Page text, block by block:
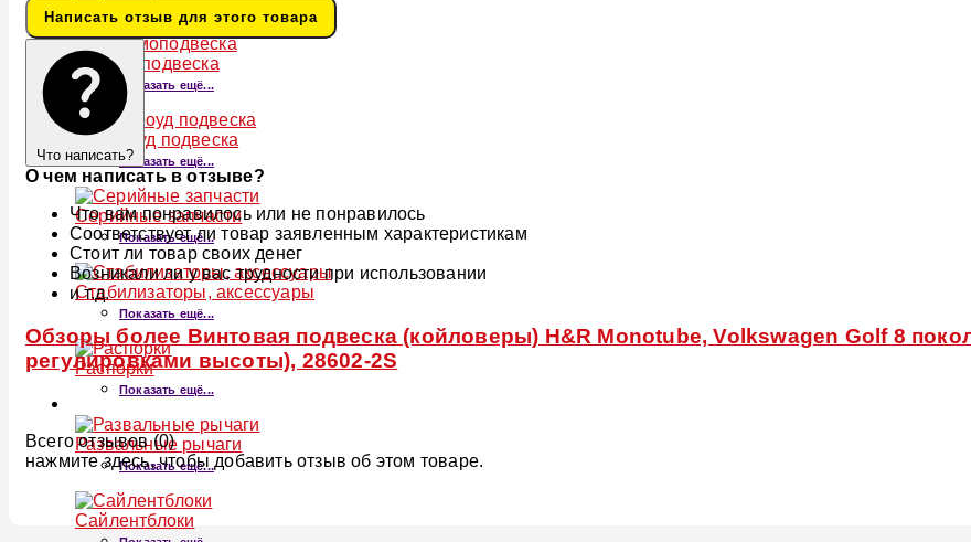
Пневмоподвеска
Показать ещё...
Оффроуд подвеска
Показать ещё...
Серийные запчасти
Показать ещё...
Стабилизаторы, аксессуары
Показать ещё...
Распорки
Показать ещё...
Развальные рычаги
Показать ещё...
Сайлентблоки
Написать отзыв для этого товара
Что написать?
О чем написать в отзыве?
Что вам понравилось или не понравилось
Соответствует ли товар заявленным характеристикам
Стоит ли товар своих денег
Возникали ли у вас трудности при использовании
и т.д.
Обзоры более Винтовая подвеска (койловеры) H&R Monotube, Volkswagen Golf 8
регулировками высоты), 28602-2S
Всего отзывов (0)
нажмите здесь, чтобы добавить отзыв об этом товаре.